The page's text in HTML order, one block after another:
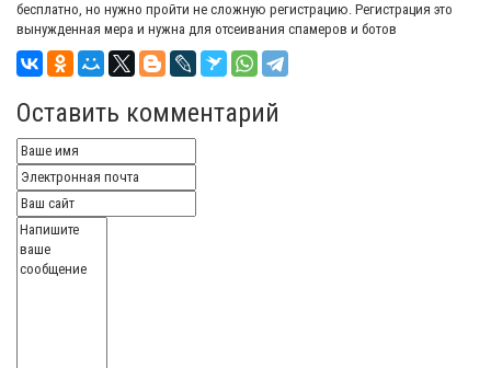
бесплатно, но нужно пройти не сложную регистрацию. Регистрация это
вынужденная мера и нужна для отсеивания спамеров и ботов
Оставить комментарий